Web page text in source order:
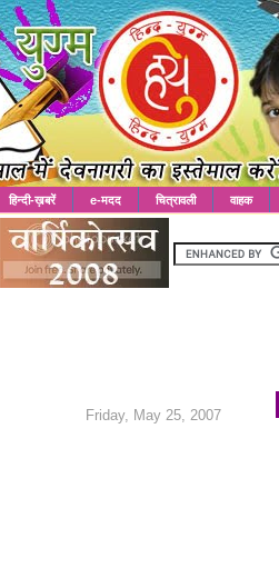
हिन्दी-ख़बरें e-मदद चित्रावली वाहक
Friday, May 25, 2007